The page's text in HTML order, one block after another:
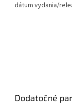
dátum vydania/
Dodatočné